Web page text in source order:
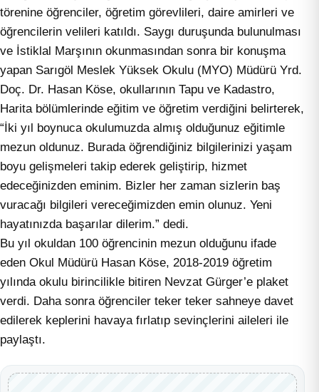
törenine öğrenciler, öğretim görevlileri, daire amirleri ve
öğrencilerin velileri katıldı. Saygı duruşunda bulunulması
ve İstiklal Marşının okunmasından sonra bir konuşma
yapan Sarıgöl Meslek Yüksek Okulu (MYO) Müdürü Yrd.
Doç. Dr. Hasan Köse, okullarının Tapu ve Kadastro,
Harita bölümlerinde eğitim ve öğretim verdiğini belirterek,
“İki yıl boynuca okulumuzda almış olduğunuz eğitimle
mezun oldunuz. Burada öğrendiğiniz bilgilerinizi yaşam
boyu gelişmeleri takip ederek geliştirip, hizmet
edeceğinizden eminim. Bizler her zaman sizlerin baş
vuracağı bilgileri vereceğimizden emin olunuz. Yeni
hayatınızda başarılar dilerim.” dedi.
Bu yıl okuldan 100 öğrencinin mezun olduğunu ifade
eden Okul Müdürü Hasan Köse, 2018-2019 öğretim
yılında okulu birincilikle bitiren Nevzat Gürger’e plaket
verdi. Daha sonra öğrenciler teker teker sahneye davet
edilerek keplerini havaya fırlatıp sevinçlerini aileleri ile
paylaştı.